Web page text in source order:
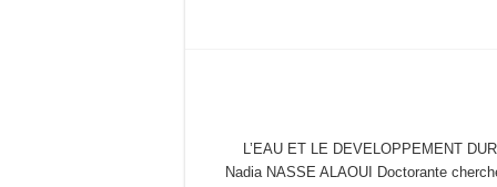
L’EAU ET LE DEVELOPPEMENT
Nadia NASSE ALAOUI Doctorante